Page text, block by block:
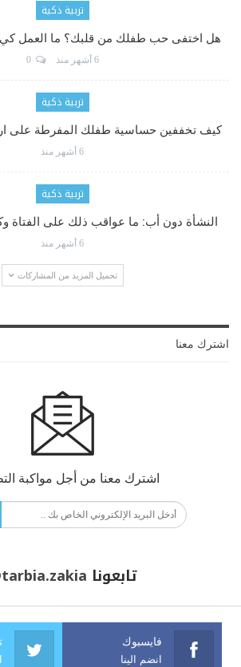
تربية ذكية
هل اختفى حب طفلك من قلبك؟ ما العمل كي
6 أشهر منذ 0
تربية ذكية
كيف تخففين حساسية طفلك المفرطة على
6 أشهر منذ
تربية ذكية
النشأة دون أب: ما عواقب ذلك على الفتاة
6 أشهر منذ
تحميل المزيد من المشاركات
اشترك معنا
اشترك معنا من أجل مواكبة
تابعونا
فايسبوك
انضم الينا